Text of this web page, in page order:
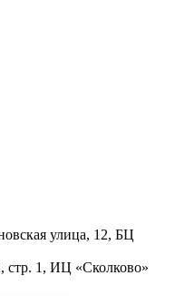
улица, 12, БЦ
стр. 1, ИЦ «Сколково»